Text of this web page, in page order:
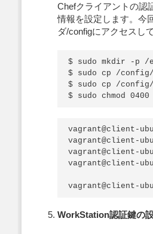
Chefクライアントの認
情報を設定します。今
ダ/configにアクセスし
$ sudo mkdir -p /
$ sudo cp /
$ sudo cp /
vagrant@client-
vagrant@client-
vagrant@client-
vagrant@client-
WorkStation認証鍵の